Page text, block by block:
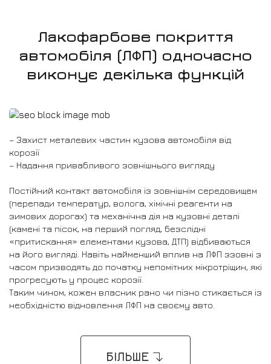
Лакофарбове покриття
автомобіля (ЛФП) одночасно
виконує декілька функцій
– Захист металевих частин кузова автомобіля від
корозії
– Надання привабливого зовнішнього вигляду
Постійний контакт автомобіля із зовнішнім середовищем
(перепади температур, волога, хімічні реагенти на
зимових дорогах) та механічна дія на кузовні деталі
(камені та пісок, на перший погляд, безслідні
«притискання» елементами кузова, ДТП) відбиваються
на його вигляді. Навіть найменший вплив на ЛФП ззовні з
часом призводять до початку непомітних мікротріщин, які
прогресують у процес корозії.
Таким чином, кожен власник рано чи пізно стикається із
необхідністю відновлення ЛФП на своєму авто.
БІЛЬШЕ